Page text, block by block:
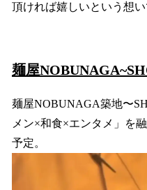
頂ければ嬉しいという想い
麺屋
麺屋NOBUNAGA築地〜
メン×和食×エンタメ」を
予定。